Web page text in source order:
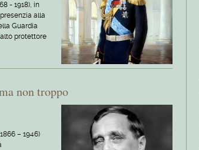
- 1918), in
alla
Guardia
protettore
non troppo
– 1946)